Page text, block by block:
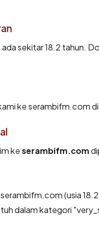
sekitar 18.2 tahun.
ke serambifm.com
keserambifm.com
(usia
dalam kategori